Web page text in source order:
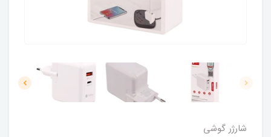
شارژر گوشی